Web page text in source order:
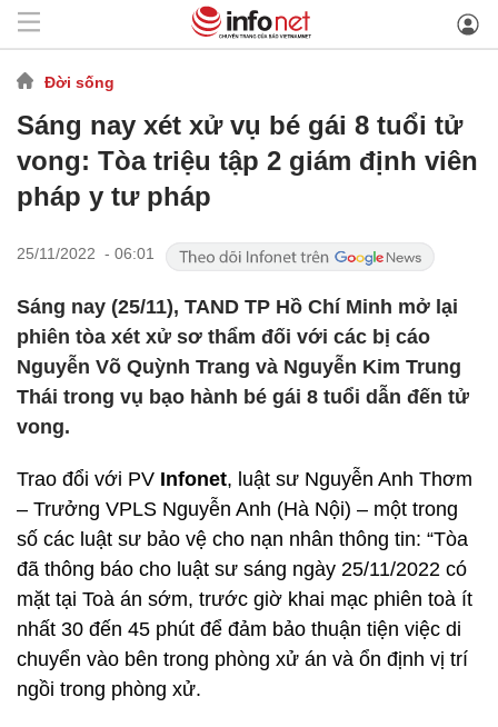
Đời sống
Sáng nay xét xử vụ bé gái 8 tuổi tử
vong: Tòa triệu tập 2 giám định viên
pháp y tư pháp
25/11/2022 - 06:01
Sáng nay (25/11), TAND TP Hồ Chí Minh mở lại
phiên tòa xét xử sơ thẩm đối với các bị cáo
Nguyễn Võ Quỳnh Trang và Nguyễn Kim Trung
Thái trong vụ bạo hành bé gái 8 tuổi dẫn đến tử
vong.
Trao đổi với PV Infonet, luật sư Nguyễn Anh Thơm
– Trưởng VPLS Nguyễn Anh (Hà Nội) – một trong
số các luật sư bảo vệ cho nạn nhân thông tin: “Tòa
đã thông báo cho luật sư sáng ngày 25/11/2022 có
mặt tại Toà án sớm, trước giờ khai mạc phiên toà ít
nhất 30 đến 45 phút để đảm bảo thuận tiện việc di
chuyển vào bên trong phòng xử án và ổn định vị trí
ngồi trong phòng xử.